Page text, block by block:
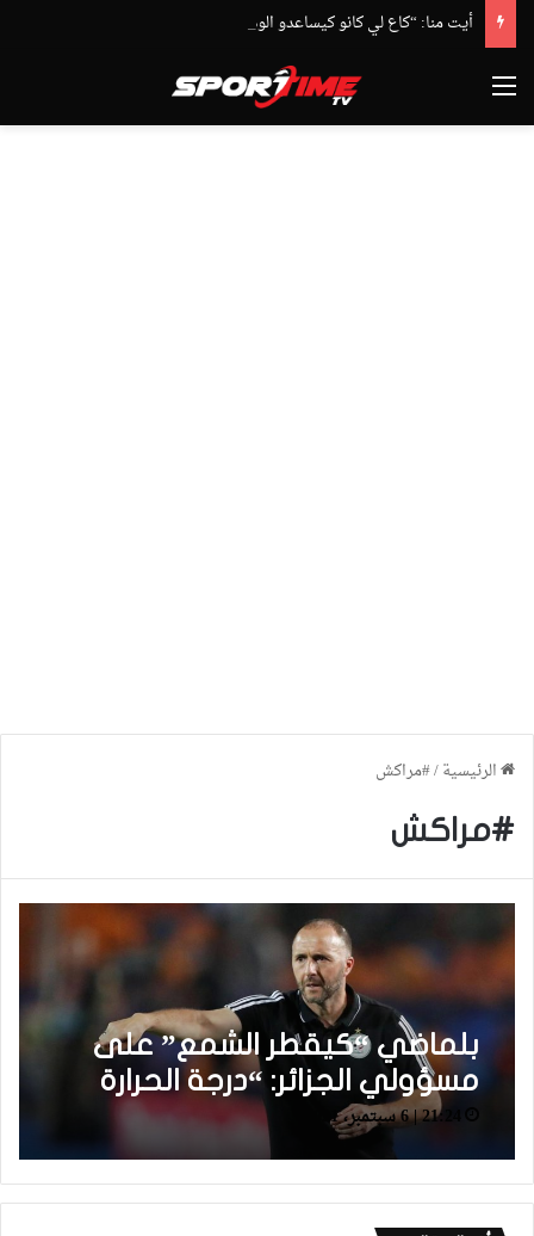
القائمة
الرئيسية/#مراكش
#مراكش
بلماضي “كيقطر الشمع” على
مسؤولي الجزائر: “درجة الحرارة
مرتفعة في مراكش بالمقارنة
مع الجزائر ومع ذلك أرضية الملعب
في المستوى”
21:24 | 6 سبتمبر، 2021